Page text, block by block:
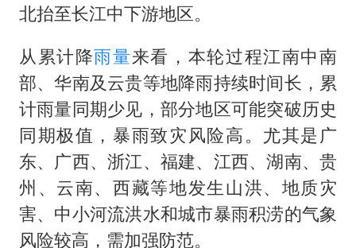
北抬至长江中下游地区。
从累计降雨量来看，本轮过程江南中南
部、华南及云贵等地降雨持续时间长，累
计雨量同期少见，部分地区可能突破历史
同期极值，暴雨致灾风险高。尤其是广
东、广西、浙江、福建、江西、湖南、贵
州、云南、西藏等地发生山洪、地质灾
害、中小河流洪水和城市暴雨积涝的气象
风险较高，需加强防范。